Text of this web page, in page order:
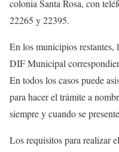
colonia Santa Rosa, con
22265 y 22395.
En los municipios restantes,
DIF Municipal
En todos los casos puede
para hacer el trámite a
siempre y cuando se
Los requisitos para realizar